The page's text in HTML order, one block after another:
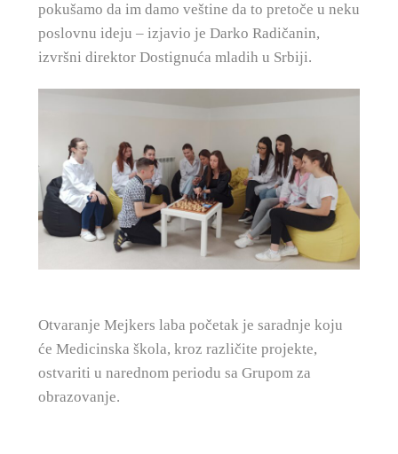
pokušamo da im damo veštine da to pretoče u neku
poslovnu ideju – izjavio je Darko Radičanin,
izvršni direktor Dostignuća mladih u Srbiji.
Otvaranje Mejkers laba početak je saradnje koju
će Medicinska škola, kroz različite projekte,
ostvariti u narednom periodu sa Grupom za
obrazovanje.